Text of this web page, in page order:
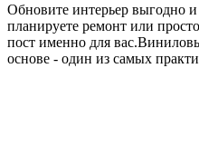
Обновите интерьер выгодно
планируете ремонт или
пост именно для
основе - один из самых